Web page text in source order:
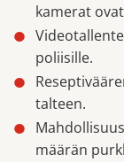
kamerat
poliisille.
talteen.
määrän